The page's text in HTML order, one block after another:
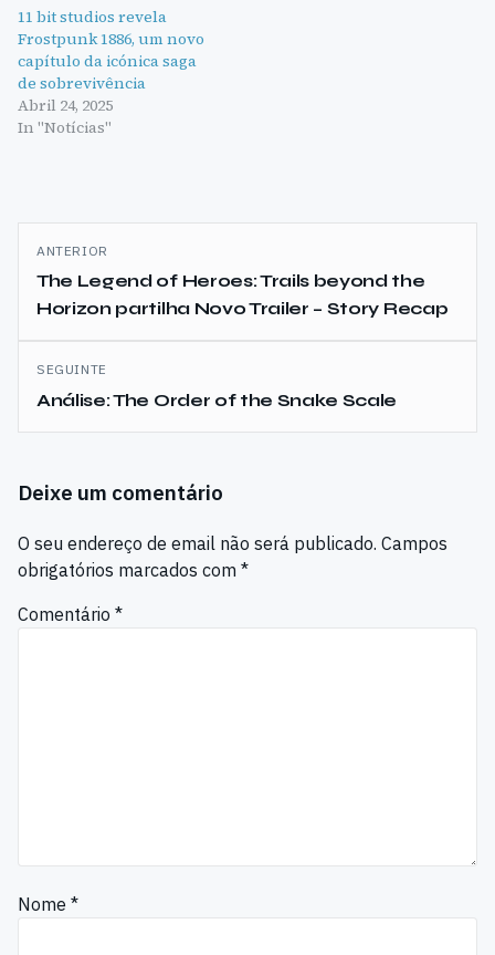
11 bit studios revela
Frostpunk 1886, um novo
capítulo da icónica saga
de sobrevivência
Abril 24, 2025
In "Notícias"
Navegação
de
artigos
ANTERIOR
The Legend of Heroes: Trails beyond the
Horizon partilha Novo Trailer – Story Recap
SEGUINTE
Análise: The Order of the Snake Scale
Deixe um comentário
O seu endereço de email não será publicado. Campos
obrigatórios marcados com *
Comentário *
Nome *